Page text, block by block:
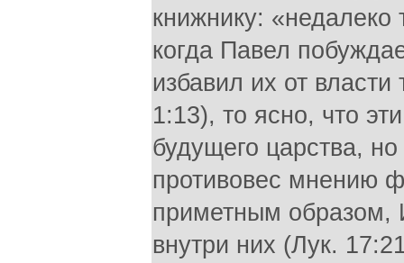
книжнику:
когда Павел
избавил их от
1:13), то ясно, что
будущего царства,
противовес мнению
приметным образом,
внутри них (Лук.